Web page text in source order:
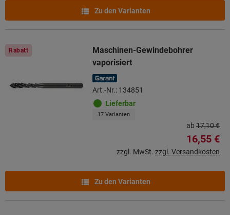
Zu den Varianten
Rabatt
Maschinen-Gewindebohrer
vaporisiert
Art.-Nr.: 134851
Lieferbar
17 Varianten
ab 17,10 €
16,55 €
zzgl. MwSt. zzgl. Versandkosten
Zu den Varianten